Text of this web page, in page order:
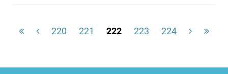
220 221 222 223 224